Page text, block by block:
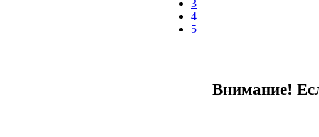
3
4
5
Внимание!